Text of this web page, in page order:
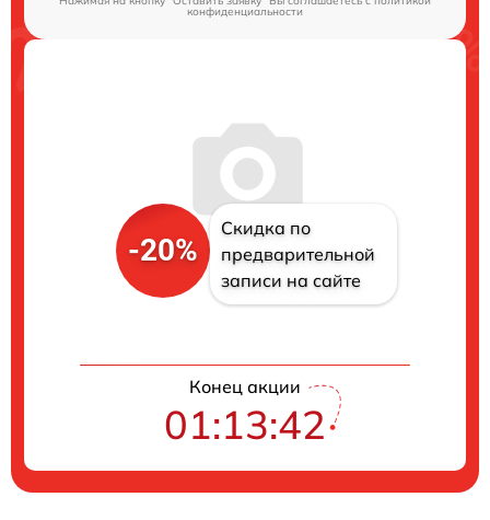
конфиденциальности
-20%
Скидка по
предварительной
записи на сайте
Конец акции
01:13:41